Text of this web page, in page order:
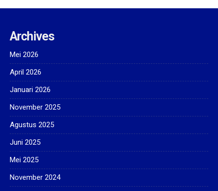
Archives
Mei 2026
April 2026
Januari 2026
November 2025
Agustus 2025
Juni 2025
Mei 2025
November 2024